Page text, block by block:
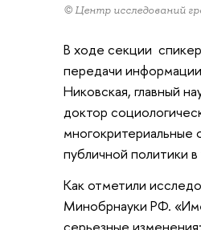
© Центр исследований
В ходе секции
передачи
Никовская, главный
доктор
многокритериальные
публичной политики
Как отметили
Минобрнауки РФ.